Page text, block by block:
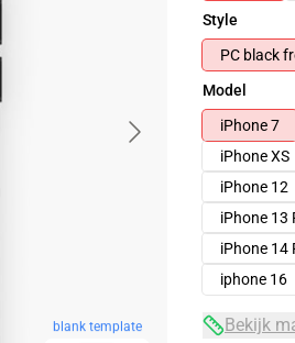
blank template
Style
PC black
Model
iPhone 7
iPhone XS
iPhone 12
iPhone 13
iPhone 14
iphone 16
Bekijk